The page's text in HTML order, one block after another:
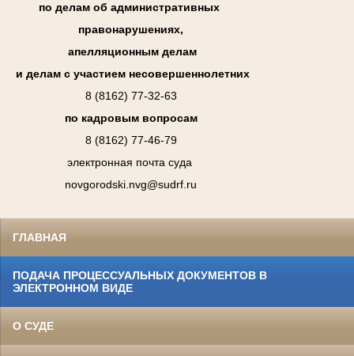
по делам об административных
правонарушениях,
апелляционным делам
и делам с участием несовершеннолетних
8 (8162) 77-32-63
по кадровым вопросам
8 (8162) 77-46-79
электронная почта суда
novgorodski.nvg@sudrf.ru
ГЛАВНАЯ
ПОДАЧА ПРОЦЕССУАЛЬНЫХ ДОКУМЕНТОВ В
ЭЛЕКТРОННОМ ВИДЕ
О СУДЕ